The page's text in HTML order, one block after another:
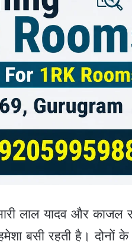
लाल यादव और काजल
बसी रहती है। दोनों